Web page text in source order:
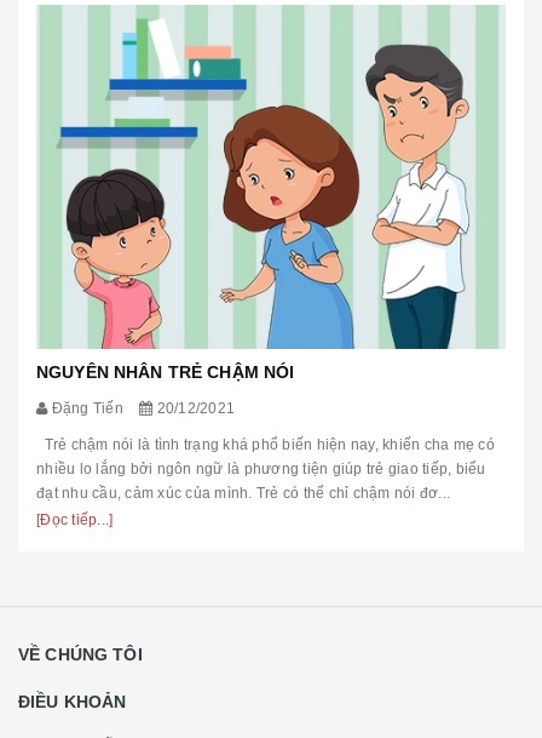
NGUYÊN NHÂN TRẺ CHẬM NÓI
Đặng Tiến 20/12/2021
Trẻ chậm nói là tình trạng khá phổ biến hiện nay, khiến cha mẹ có
nhiều lo lắng bởi ngôn ngữ là phương tiện giúp trẻ giao tiếp, biểu
đạt nhu cầu, cảm xúc của mình. Trẻ có thể chỉ chậm nói đơ...
[Đọc tiếp...]
VỀ CHÚNG TÔI
ĐIỀU KHOẢN